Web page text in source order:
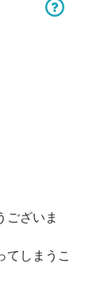
ございま
てしまうこ